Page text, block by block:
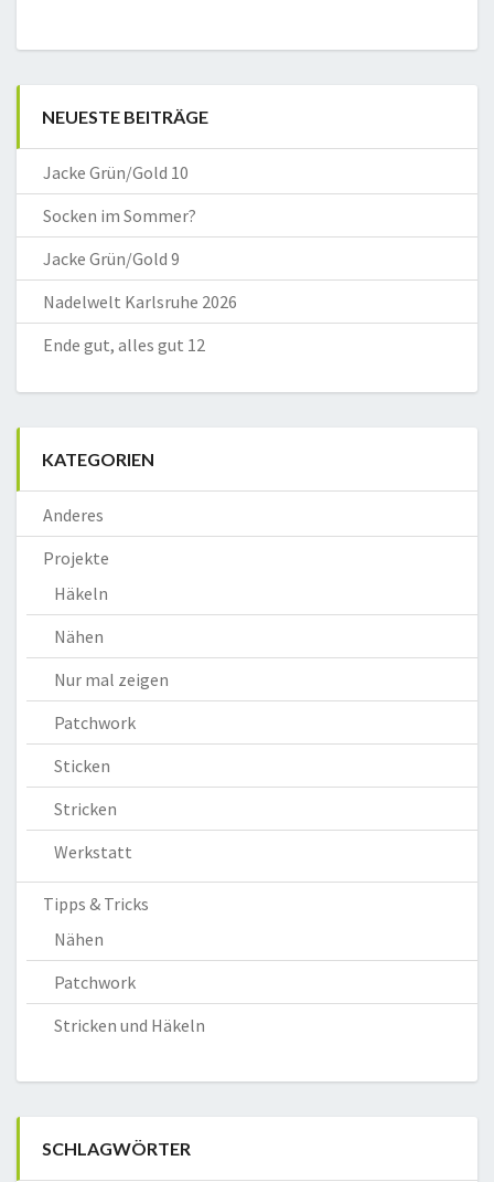
NEUESTE BEITRÄGE
Jacke Grün/Gold 10
Socken im Sommer?
Jacke Grün/Gold 9
Nadelwelt Karlsruhe 2026
Ende gut, alles gut 12
KATEGORIEN
Anderes
Projekte
Häkeln
Nähen
Nur mal zeigen
Patchwork
Sticken
Stricken
Werkstatt
Tipps & Tricks
Nähen
Patchwork
Stricken und Häkeln
SCHLAGWÖRTER